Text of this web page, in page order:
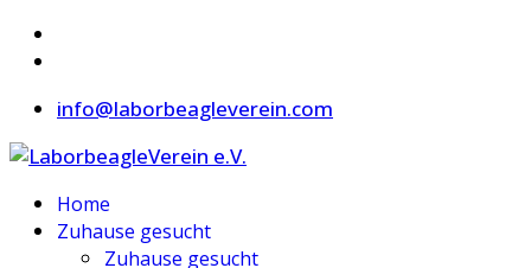
info@laborbeagleverein.com
Home
Zuhause gesucht
Zuhause gesucht